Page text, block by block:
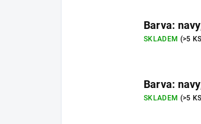
Barva:
SKLADEM (>5
Barva:
SKLADEM (>5